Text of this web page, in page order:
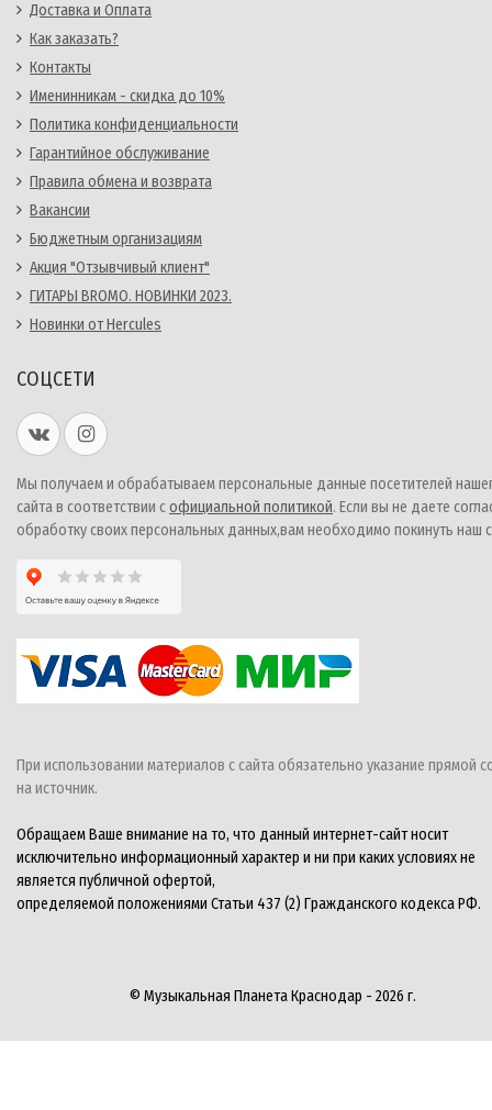
Доставка и Оплата
Как заказать?
Контакты
Именинникам - скидка до 10%
Политика конфиденциальности
Гарантийное обслуживание
Правила обмена и возврата
Вакансии
Бюджетным организациям
Акция "Отзывчивый клиент"
ГИТАРЫ BROMO. НОВИНКИ 2023.
Новинки от Hercules
СОЦСЕТИ
Мы получаем и обрабатываем персональные данные посетителей
сайта в соответствии софициальной политикой. Если вы не даете
обработку своих персональных данных,вам необходимо покинуть наш
При использовании материалов с сайта обязательно указание прямой
на источник.
Обращаем Ваше внимание на то, что данный интернет-сайт носит
исключительно информационный характер и ни при каких условиях не
является публичной офертой,
определяемой положениями Статьи 437 (2) Гражданского кодекса РФ.
© Музыкальная Планета Краснодар - 2026 г.